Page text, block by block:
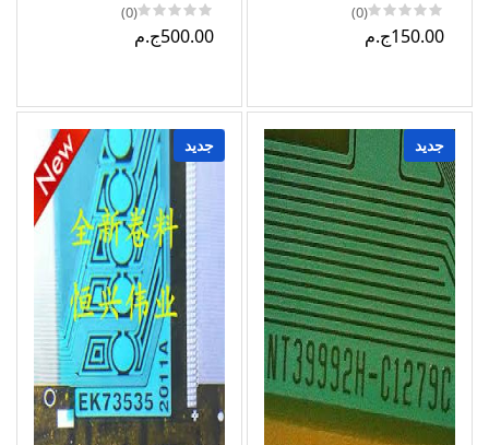
(0)
150.00ج.م
(0)
500.00ج.م
جديد جديد